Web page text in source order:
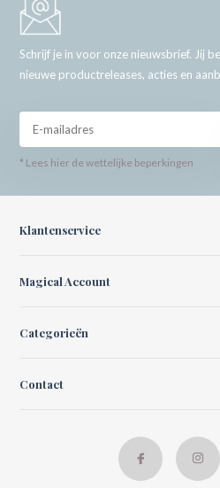
Schrijf je in voor onze nieuwsbrief. Jij
nieuwe productreleases, acties en
* Lees hier de wettelijke beperkingen
Klantenservice
Magical Account
Categorieën
Contact